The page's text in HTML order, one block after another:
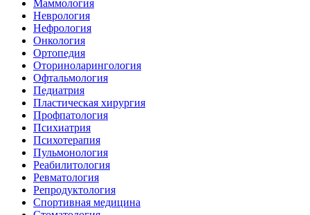
Маммология
Неврология
Нефрология
Онкология
Ортопедия
Оториноларингология
Офтальмология
Педиатрия
Пластическая хирургия
Профпатология
Психиатрия
Психотерапия
Пульмонология
Реабилитология
Ревматология
Репродуктология
Спортивная медицина